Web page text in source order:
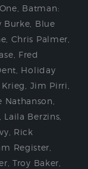
Batman:
Burke Blue
Chris Palmer
Fred
Holiday
Jim Pirri
Nathanson
Laila Berzins
Rick
Register
,Troy Baker